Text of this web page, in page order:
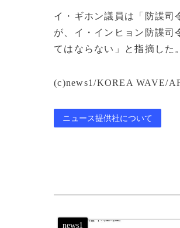
イ・ギホン議員は「防諜司
が、イ・インヒョン防諜司
てはならない」と指摘した。
(c)news1/KOREA WAVE/
ニュース提供社について